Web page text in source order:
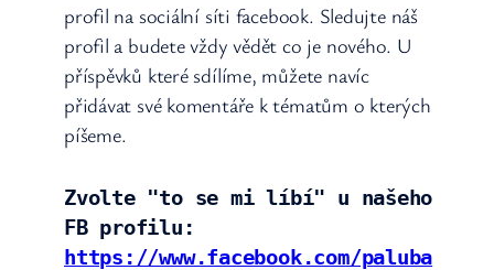
profil na sociální síti facebook. Sledujte náš
profil a budete vždy vědět co je nového. U
příspěvků které sdílíme, můžete navíc
přidávat své komentáře k tématům o kterých
píšeme.
Zvolte "to se mi líbí" u našeho
https://www.facebook.com/paluba